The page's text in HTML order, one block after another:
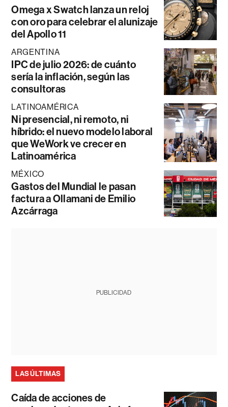
Omega x Swatch lanza un reloj
con oro para celebrar el alunizaje
del Apollo 11
ARGENTINA
IPC de julio 2026: de cuánto
sería la inflación, según las
consultoras
LATINOAMÉRICA
Ni presencial, ni remoto, ni
híbrido: el nuevo modelo laboral
que WeWork ve crecer en
Latinoamérica
MÉXICO
Gastos del Mundial le pasan
factura a Ollamani de Emilio
Azcárraga
PUBLICIDAD
LAS ÚLTIMAS
Caída de acciones de